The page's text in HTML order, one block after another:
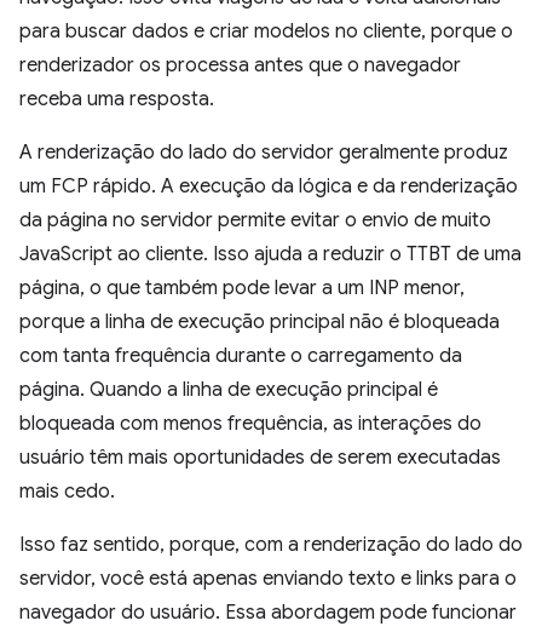
para buscar dados e criar modelos no cliente, porque o
renderizador os processa antes que o navegador
receba uma resposta.
A renderização do lado do servidor geralmente produz
um FCP rápido. A execução da lógica e da renderização
da página no servidor permite evitar o envio de muito
JavaScript ao cliente. Isso ajuda a reduzir o TTBT de uma
página, o que também pode levar a um INP menor,
porque a linha de execução principal não é bloqueada
com tanta frequência durante o carregamento da
página. Quando a linha de execução principal é
bloqueada com menos frequência, as interações do
usuário têm mais oportunidades de serem executadas
mais cedo.
Isso faz sentido, porque, com a renderização do lado do
servidor, você está apenas enviando texto e links para o
navegador do usuário. Essa abordagem pode funcionar